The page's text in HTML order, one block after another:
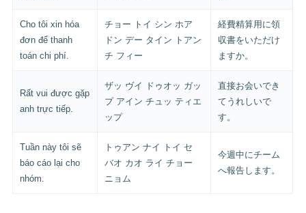
Cho tôi xin hóa
đơn để thanh
toán chi phí.
チョー トイ シン ホア
ドン デー タイン トアン
チ フィー
経費精算用に領
収書をいただけ
ますか。
Rất vui được gặp
anh trực tiếp.
ザッ ヴイ ドゥオッ ガッ
プ アイン チュッ ティエ
ップ
直接お会いでき
てうれしいで
す。
Tuần này tôi sẽ
báo cáo lại cho
nhóm.
トゥアン ナイ トイ セ
バオ カオ ライ チョー
ニョム
今週中にチーム
へ報告します。